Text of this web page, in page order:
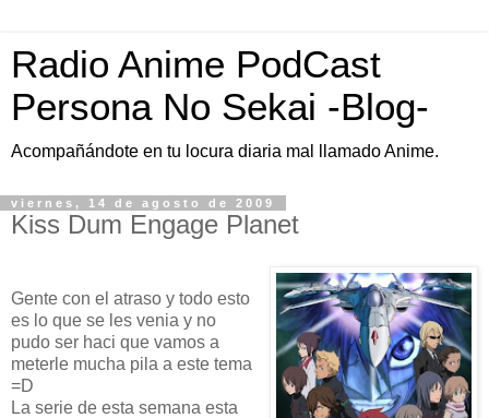
Radio Anime PodCast
Persona No Sekai -Blog-
Acompañándote en tu locura diaria mal llamado Anime.
viernes, 14 de agosto de 2009
Kiss Dum Engage Planet
Gente con el atraso y todo esto
es lo que se les venia y no
pudo ser haci que vamos a
meterle mucha pila a este tema
=D
La serie de esta semana esta